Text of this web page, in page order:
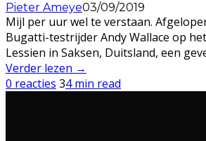
Pieter Ameye03/09/2019
Mijl per uur wel te verstaan.
Bugatti-testrijder Andy Wallace op
Lessien in Saksen, Duitsland, een
Verder lezen →
0 reacties 34 min read